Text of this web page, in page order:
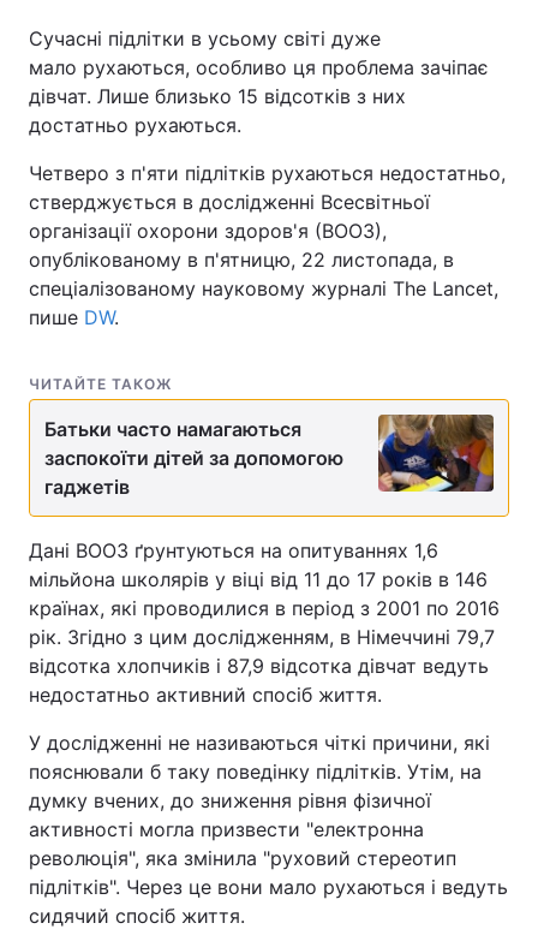
Сучасні підлітки в усьому світі дуже
мало рухаються, особливо ця проблема зачіпає
дівчат. Лише близько 15 відсотків з них
достатньо рухаються.
Четверо з п'яти підлітків рухаються недостатньо,
стверджується в дослідженні Всесвітньої
організації охорони здоров'я (ВООЗ),
опублікованому в п'ятницю, 22 листопада, в
спеціалізованому науковому журналі The Lancet,
пише DW.
ЧИТАЙТЕ ТАКОЖ
Батьки часто намагаються
заспокоїти дітей за допомогою
гаджетів
Дані ВООЗ ґрунтуються на опитуваннях 1,6
мільйона школярів у віці від 11 до 17 років в 146
країнах, які проводилися в період з 2001 по 2016
рік. Згідно з цим дослідженням, в Німеччині 79,7
відсотка хлопчиків і 87,9 відсотка дівчат ведуть
недостатньо активний спосіб життя.
У дослідженні не називаються чіткі причини, які
пояснювали б таку поведінку підлітків. Утім, на
думку вчених, до зниження рівня фізичної
активності могла призвести "електронна
революція", яка змінила "руховий стереотип
підлітків". Через це вони мало рухаються і ведуть
сидячий спосіб життя.